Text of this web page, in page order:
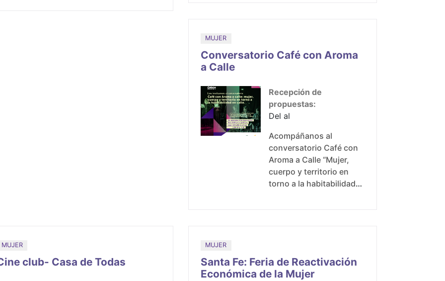
diversidad.
el objetivo de visibilizar a
las creaciones artísticas
principalmente del
Centro de la ciudad, la
FUGA lanza la franja ‘De
convite al Muelle’: la
escena rural’ un espacio
de circulación para
propuestas artísticas y
culturales de las artes
MUJER
Conversatorio Café con Aroma
a Calle
Recepción de
propuestas:
Del al
Acompáñanos al
conversatorio Café con
Aroma a Calle “Mujer,
cuerpo y territorio en
torno a la habitabilidad
MUJER
club- Casa de Todas
MUJER
Santa Fe: Feria de Reactivación
Económica de la Mujer